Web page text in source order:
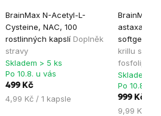
BrainMax N-Acetyl-L-
Cysteine, NAC, 100
rostlinných kapslí Doplněk
stravy
hodnocení
produktu
je
4,9
z
Skladem > 5 ks
Po 10.8. u vás
499 Kč
Měrná
4,99 Kč / 1 kapsle
BrainMax
softgel
krillu s
fosfolipidy,
produktu
je
4,9
z
5
Skladem >
Po 10.8. u
999 Kč
Měrná
9,99 Kč / 1